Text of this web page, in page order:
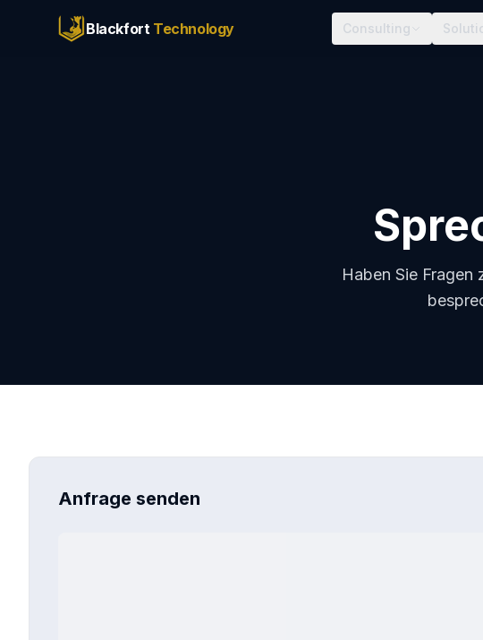
Blackfort Technology Consulting
Haben Sie Fragen
Anfrage senden